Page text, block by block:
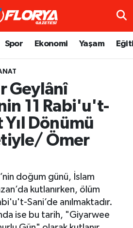
Spor Ekonomi Yaşam
Geylânî
11 Rabi'u't-
Yıl Dönümü
Ömer
doğum günü, İslam
kutlanırken, ölüm
Sani’de anılmaktadır.
ise bu tarih, "Giyarwee
ve Fikstür